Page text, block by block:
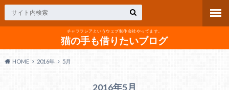
チャフフレアというウェブ制作会社やってます。
猫の手も借りたいブログ
HOME 2016年 5月
2016年5月